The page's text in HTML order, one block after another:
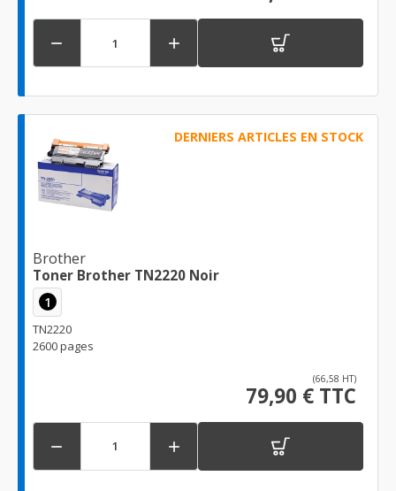
 
DERNIERS ARTICLES EN STOCK
Brother
Toner Brother TN2220 Noir
1
TN2220
2600 pages
(66,58 HT)
79,90 € TTC
 